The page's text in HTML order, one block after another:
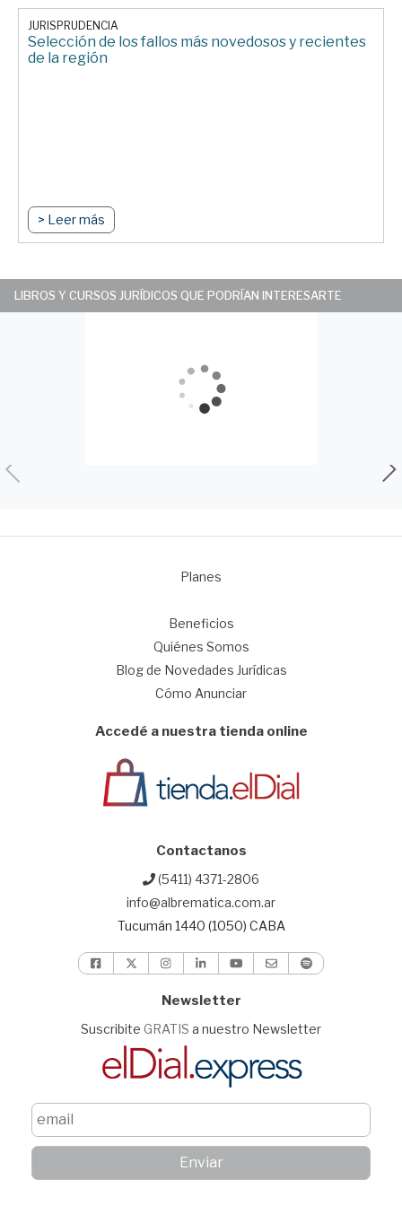
JURISPRUDENCIA
Selección de los fallos más novedosos y recientes
de la región
> Leer más
LIBROS Y CURSOS JURÍDICOS QUE PODRÍAN INTERESARTE
Planes
Beneficios
Quiénes Somos
Blog de Novedades Jurídicas
Cómo Anunciar
Accedé a nuestra tienda online
Contactanos
(5411) 4371-2806
info@albrematica.com.ar
Tucumán 1440 (1050) CABA
Newsletter
Suscribite GRATIS a nuestro Newsletter